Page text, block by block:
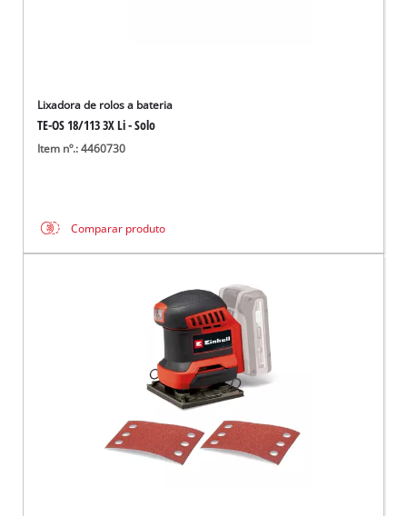
Lixadora de rolos a bateria
TE-OS 18/113 3X Li - Solo
Item nº.: 4460730
Comparar produto